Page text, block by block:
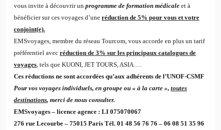
vous invite à découvrir un programme de formation médicale et à
bénéficier sur ces voyages d’une réduction de 5% pour vous et votre
conjoint(e).
EMSvoyages, membre du réseau Tourcom, vous accorde en plus un tarif
préférentiel avec réduction de 3% sur les principaux catalogues de
voyages , tels que KUONI, JET TOURS, ASIA….
Ces réductions ne sont accordées qu’aux adhérents de l’UNOF-CSMF
Pour vos voyages individuels, en groupe ou « à la carte », toutes
destinations, merci de nous consulter.
EMSvoyages – licence agence : LI 075070067
276 rue Lecourbe – 75015 Paris Tél. 01 48 56 76 76 – 06 08 51 35 96